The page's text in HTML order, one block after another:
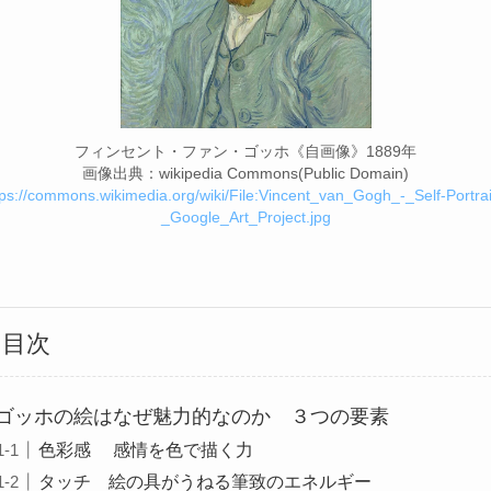
フィンセント・ファン・ゴッホ《自画像》1889年
画像出典：wikipedia Commons(Public Domain)
commons.wikimedia.org/wiki/File:Vincent_van_Gogh_-_Self-
_Google_Art_Project.jpg
目次
ッホの絵はなぜ魅力的なのか ３つの要素
色彩感 感情を色で描く力
タッチ 絵の具がうねる筆致のエネルギー